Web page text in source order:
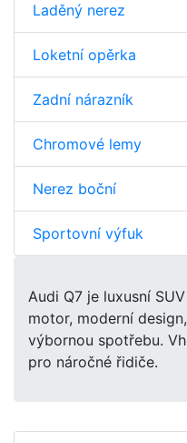
Laděný nerez
Loketní opěrka
Zadní nárazník
Chromové lemy
Nerez boční
Sportovní výfuk
Audi Q7 je luxusní
motor, moderní
výbornou spotřebu.
pro náročné řidiče.